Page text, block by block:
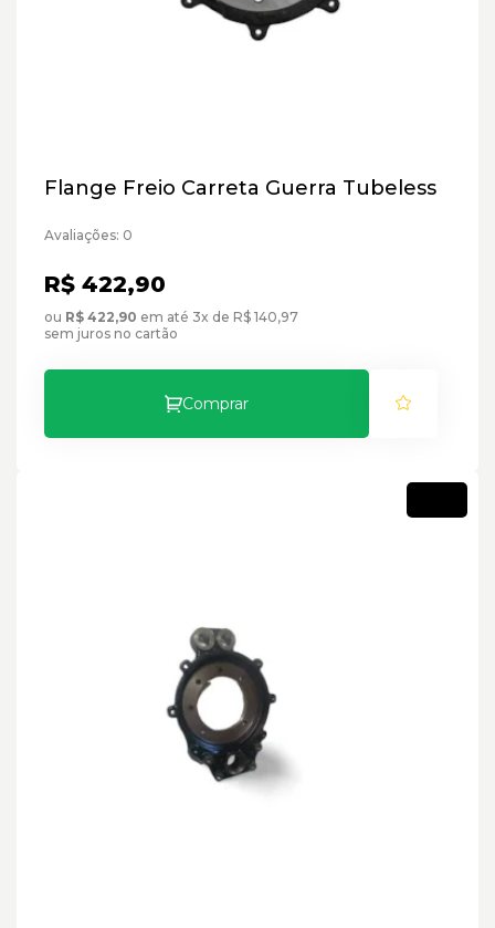
Flange Freio Carreta Guerra Tubeless
Avaliações: 0
R$ 422,90
ou R$ 422,90 em até 3x de R$ 140,97
sem juros no cartão
Comprar